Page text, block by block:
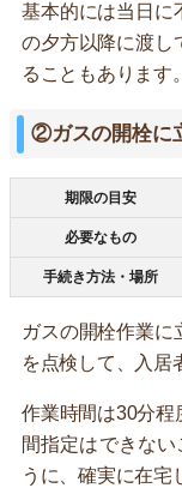
基本的には当日に
の夕方以降に渡し
ることもあります。
②ガスの開栓に
期限の目安
必要なもの
手続き方法・場所
ガスの開栓作業に
を点検して、入居
作業時間は30分程
間指定はできな
うに、確実に在宅